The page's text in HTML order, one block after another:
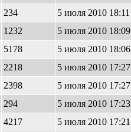
234
5 июля 2010 18:11
1232
5 июля 2010 18:09
5178
5 июля 2010 18:06
2218
5 июля 2010 17:27
2398
5 июля 2010 17:27
294
5 июля 2010 17:23
4217
5 июля 2010 17:21